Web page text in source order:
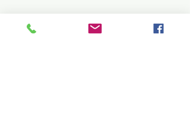
¿Qué pasa en tus municipios?